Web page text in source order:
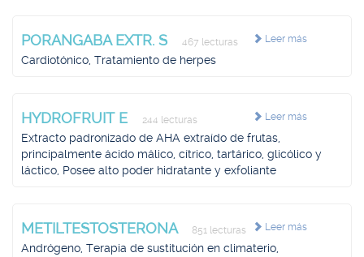
Leer más
PORANGABA EXTR. S 467 lecturas
Cardiotónico, Tratamiento de herpes
Leer más
HYDROFRUIT E 244 lecturas
Extracto padronizado de AHA extraído de frutas,
principalmente ácido málico, cítrico, tartárico, glicólico y
láctico, Posee alto poder hidratante y exfoliante
Leer más
METILTESTOSTERONA 851 lecturas
Andrógeno, Terapia de sustitución en climaterio,